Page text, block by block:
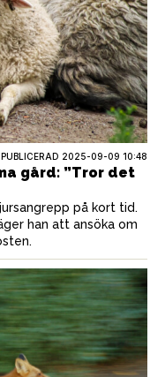
PUBLICERAD 2025-09-09 10:48
gård: ”Tror det
på kort tid.
han att ansöka om